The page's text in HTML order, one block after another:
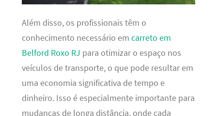
Além disso, os profissionais têm o
conhecimento necessário em carreto em
Belford Roxo RJ para otimizar o espaço nos
veículos de transporte, o que pode resultar em
uma economia significativa de tempo e
dinheiro. Isso é especialmente importante para
mudanças de longa distância, onde cada